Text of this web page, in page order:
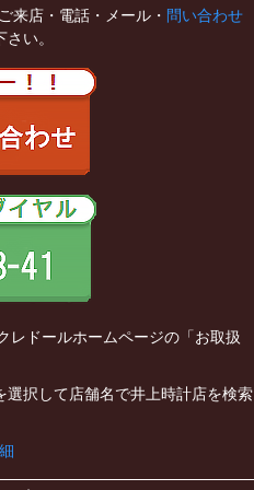
来店・電話・メール・ 問い合わせ
い。
レドールホームページの「お取扱
選択して店舗名で井上時計店を検索